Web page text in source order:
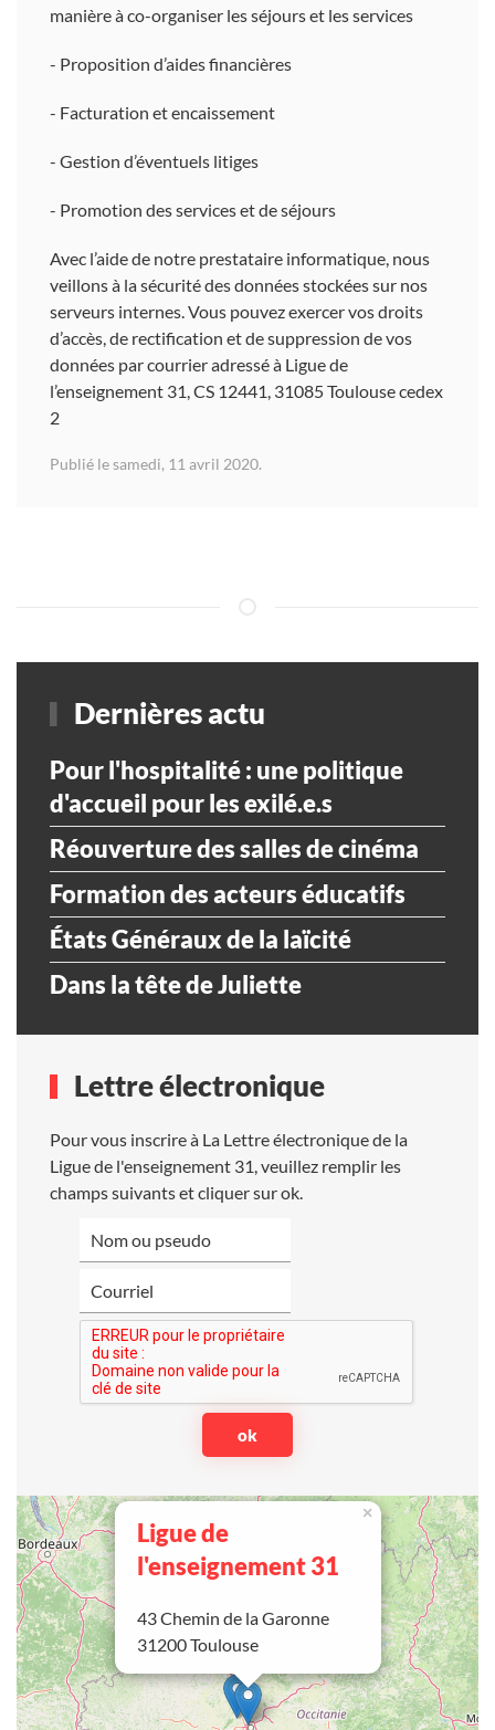
manière à co-organiser les séjours et les services
- Proposition d’aides financières
- Facturation et encaissement
- Gestion d’éventuels litiges
- Promotion des services et de séjours
Avec l’aide de notre prestataire informatique, nous
veillons à la sécurité des données stockées sur nos
serveurs internes. Vous pouvez exercer vos droits
d’accès, de rectification et de suppression de vos
données par courrier adressé à Ligue de
l’enseignement 31, CS 12441, 31085 Toulouse cedex
2
Publié le samedi, 11 avril 2020.
Dernières actu
Pour l'hospitalité : une politique
d'accueil pour les exilé.e.s
Réouverture des salles de cinéma
Formation des acteurs éducatifs
États Généraux de la laïcité
Dans la tête de Juliette
Lettre électronique
Pour vous inscrire à La Lettre électronique de la
Ligue de l'enseignement 31, veuillez remplir les
champs suivants et cliquer sur ok.
Ligue de
l'enseignement 31
43 Chemin de la Garonne
31200 Toulouse
×